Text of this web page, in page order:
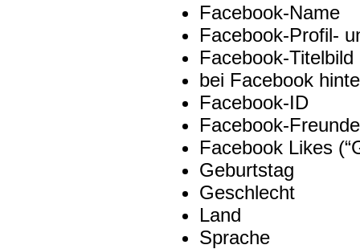
Facebook-Name
Facebook-Profil-
Facebook-Titelbild
bei Facebook
Facebook-ID
Facebook-
Facebook Likes
Geburtstag
Geschlecht
Land
Sprache